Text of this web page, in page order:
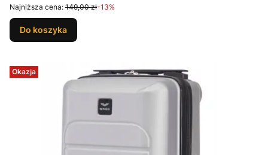
Najniższa cena: 149,00 zł-13%
Do koszyka
Okazja